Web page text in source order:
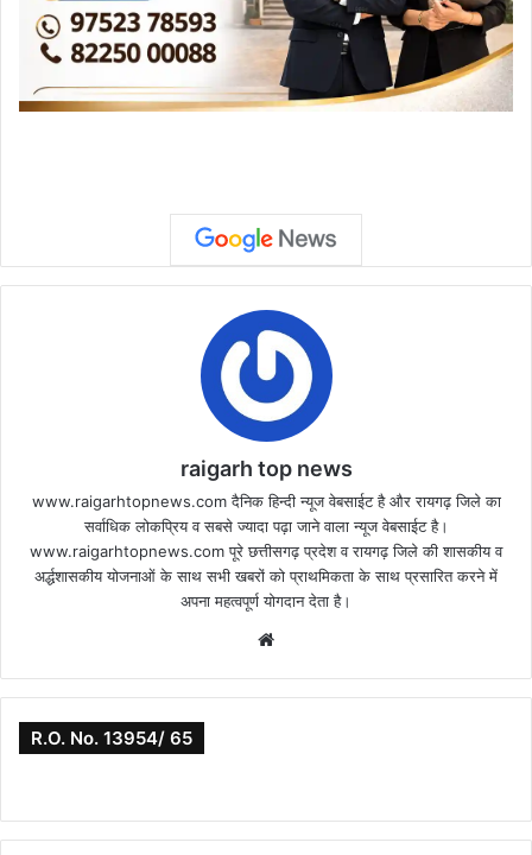
raigarh top news
www.raigarhtopnews.com दैनिक हिन्दी न्यूज वेबसाईट है और रायगढ़ जिले का
सर्वाधिक लोकप्रिय व सबसे ज्यादा पढ़ा जाने वाला न्यूज वेबसाईट है।
www.raigarhtopnews.com पूरे छत्तीसगढ़ प्रदेश व रायगढ़ जिले की शासकीय व
अर्द्धशासकीय योजनाओं के साथ सभी खबरों को प्राथमिकता के साथ प्रसारित करने में
अपना महत्वपूर्ण योगदान देता है।
R.O. No. 13954/ 65